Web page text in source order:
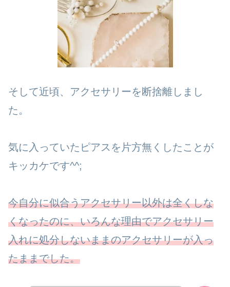
そして近頃、アクセサリーを断捨離しまし
た。
気に入っていたピアスを片方無くしたことが
キッカケです^^;
今自分に似合うアクセサリー以外は全くしな
くなったのに、いろんな理由でアクセサリー
入れに処分しないままのアクセサリーが入っ
たままでした。